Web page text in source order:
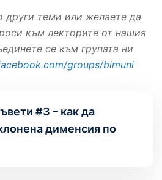
други теми или желаете да
към лекторите от нашия
се към групата ни
groups/bimuni
#3 – как да
дименсия по